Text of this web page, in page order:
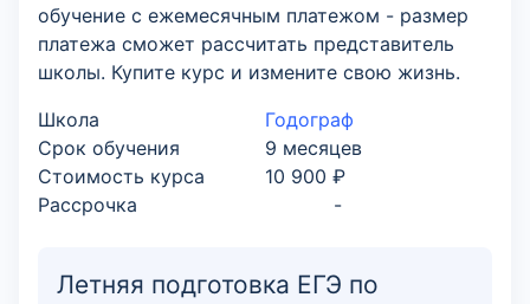
обучение с ежемесячным платежом - размер
платежа сможет рассчитать представитель
школы. Купите курс и измените свою жизнь.
Школа
Годограф
Срок обучения
9 месяцев
Стоимость курса
10 900 ₽
Рассрочка
-
Летняя подготовка ЕГЭ по